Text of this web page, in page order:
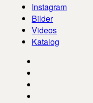
Instagram
Bilder
Videos
Katalog